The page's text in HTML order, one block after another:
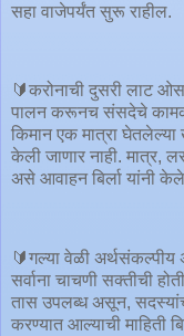
सहा वाजेपर्यंत सुरू राहील.
🔰करोनाची दुसरी लाट
पालन करूनच संसदेचे
किमान एक मात्रा घेतलेल्या
केली जाणार नाही. मात्र,
असे आवाहन बिर्ला यांनी
🔰गल्या वेळी अर्थसंकल्पीय
सर्वाना चाचणी सक्तीची
तास उपलब्ध असून,
करण्यात आल्याची माहिती